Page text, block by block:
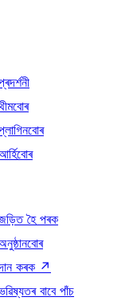
হৈ পৰক
কৰক ↗
বাবে পাঁচ